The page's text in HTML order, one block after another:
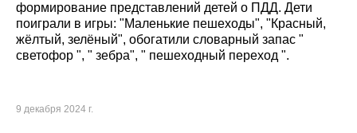
формирование представлений детей о ПДД. Дети
поиграли в игры: "Маленькие пешеходы", "Красный,
жёлтый, зелёный", обогатили словарный запас "
светофор ", " зебра", " пешеходный переход ".
9 декабря 2024 г.